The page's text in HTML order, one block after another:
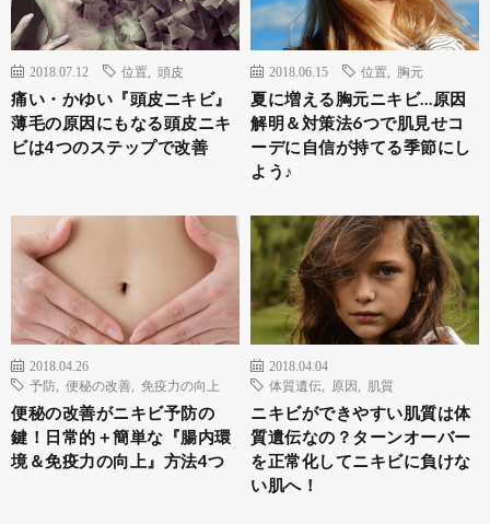
2018.07.12 位置 頭皮
痛い・かゆい『頭皮ニキビ』
薄毛の原因にもなる頭皮ニキ
ビは4つのステップで改善
2018.06.15 位置 胸元
夏に増える胸元ニキビ…原因
解明＆対策法6つで肌見せコ
ーデに自信が持てる季節にし
よう♪
2018.04.26
予防
便秘の改善 免疫力の向上
便秘の改善がニキビ予防の
鍵！日常的＋簡単な『腸内環
境＆免疫力の向上』方法4つ
2018.04.04
体質遺伝
原因 肌質
ニキビができやすい肌質は体
質遺伝なの？ターンオーバー
を正常化してニキビに負けな
い肌へ！